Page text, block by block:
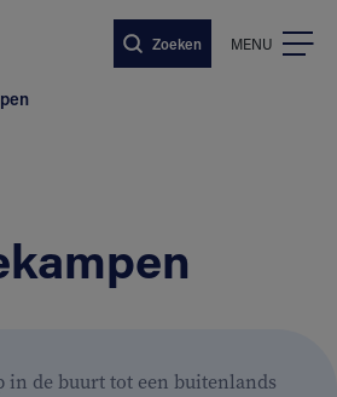
Zoeken MENU
in de buurt tot een buitenlands